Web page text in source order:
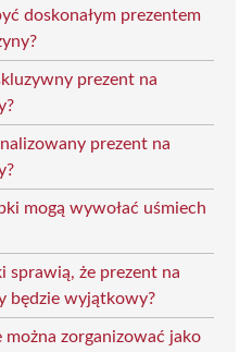
doskonałym prezentem
prezent na
prezent na
mogą wywołać uśmiech
sprawią, że prezent na
będzie wyjątkowy?
można zorganizować jako